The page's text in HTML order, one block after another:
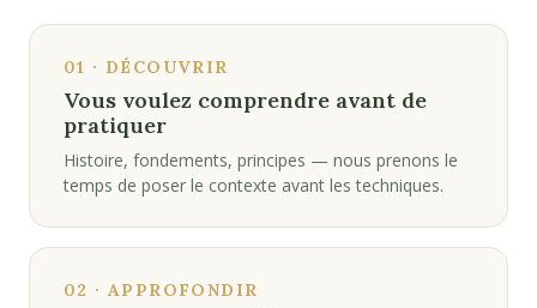
01 · DÉCOUVRIR
Vous voulez comprendre avant de
pratiquer
Histoire, fondements, principes — nous prenons le
temps de poser le contexte avant les techniques.
02 · APPROFONDIR